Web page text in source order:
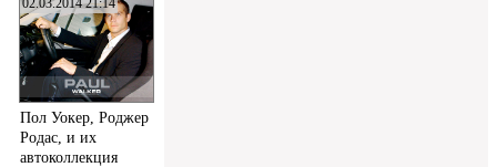
Пол Уокер, Роджер
Родас, и их
автоколлекция